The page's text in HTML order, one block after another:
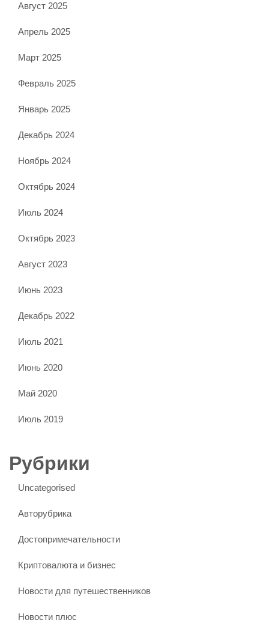
Август 2025
Апрель 2025
Март 2025
Февраль 2025
Январь 2025
Декабрь 2024
Ноябрь 2024
Октябрь 2024
Июль 2024
Октябрь 2023
Август 2023
Июнь 2023
Декабрь 2022
Июль 2021
Июнь 2020
Май 2020
Июль 2019
Рубрики
Uncategorised
Авторубрика
Достопримечательности
Криптовалюта и бизнес
Новости для путешественников
Новости плюс